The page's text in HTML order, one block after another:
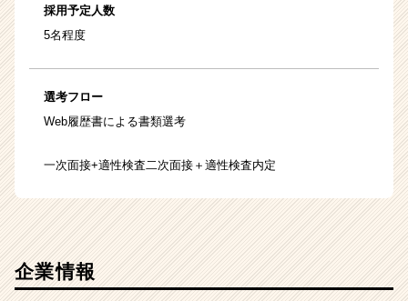
採用予定人数
5名程度
選考フロー
Web履歴書による書類選考
一次面接+適性検査二次面接＋適性検査内定
企業情報